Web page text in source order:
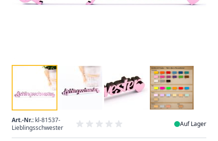
Art.-Nr.: kl-81537-
Lieblingsschwester
Auf Lager